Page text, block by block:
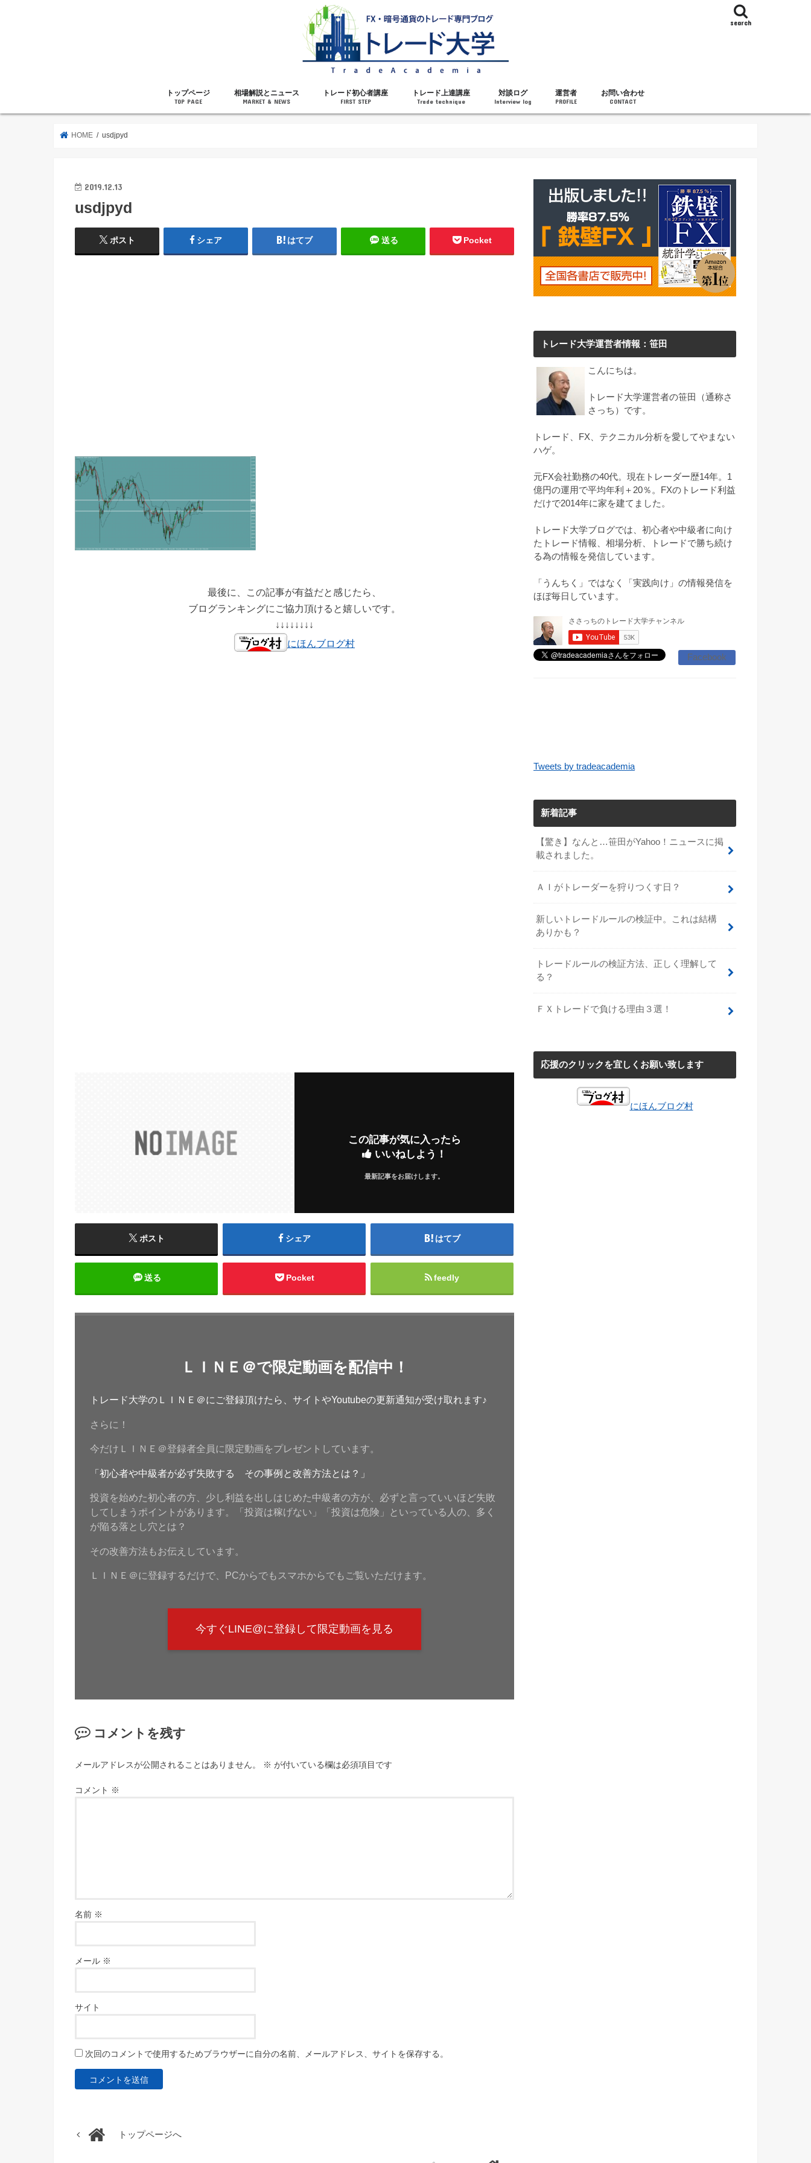
search
トップページ
TOP PAGE
相場解説とニュース
MARKET & NEWS
トレード初心者講座
FIRST STEP
トレード上達講座
Trade technique
対談ログ
Interview log
運営者
PROFILE
お問い合わせ
CONTACT
HOME usdjpyd
2019.12.13
usdjpyd
ポスト シェア はてブ 送る Pocket
最後に、この記事が有益だと感じたら、
ブログランキングにご協力頂けると嬉しいです。
↓↓↓↓↓↓↓↓
にほんブログ村
この記事が気に入ったら
いいねしよう！
最新記事をお届けします。
ポスト シェア はてブ
送る Pocket feedly
ＬＩＮＥ＠で限定動画を配信中！
トレード大学のＬＩＮＥ＠にご登録頂けたら、サイトやYoutubeの更新通知が受け取れます♪
さらに！
今だけＬＩＮＥ＠登録者全員に限定動画をプレゼントしています。
「初心者や中級者が必ず失敗する その事例と改善方法とは？」
投資を始めた初心者の方、少し利益を出しはじめた中級者の方が、必ずと言っていいほど失敗
してしまうポイントがあります。「投資は稼げない」「投資は危険」といっている人の、多く
が陥る落とし穴とは？
その改善方法もお伝えしています。
ＬＩＮＥ＠に登録するだけで、PCからでもスマホからでもご覧いただけます。
今すぐLINE@に登録して限定動画を見る
コメントを残す
メールアドレスが公開されることはありません。 ※ が付いている欄は必須項目です
コメント ※
名前 ※
メール ※
サイト
次回のコメントで使用するためブラウザーに自分の名前、メールアドレス、サイトを保存する。
トップページへ
トレード大学運営者情報：笹田
こんにちは。
トレード大学運営者の笹田（通称さ
さっち）です。
トレード、FX、テクニカル分析を愛してやまない
ハゲ。
元FX会社勤務の40代。現在トレーダー歴14年。1
億円の運用で平均年利＋20％。FXのトレード利益
だけで2014年に家を建てました。
トレード大学ブログでは、初心者や中級者に向け
たトレード情報、相場分析、トレードで勝ち続け
る為の情報を発信しています。
「うんちく」ではなく「実践向け」の情報発信を
ほぼ毎日しています。
Facebook
Tweets by tradeacademia
新着記事
【驚き】なんと…笹田がYahoo！ニュースに掲
載されました。
ＡＩがトレーダーを狩りつくす日？
新しいトレードルールの検証中。これは結構
ありかも？
トレードルールの検証方法、正しく理解して
る？
ＦＸトレードで負ける理由３選！
応援のクリックを宜しくお願い致します
にほんブログ村